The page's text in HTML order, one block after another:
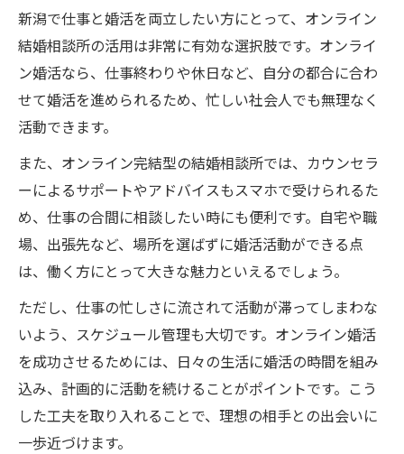
新潟で仕事と婚活を両立したい方にとって、オンライン
結婚相談所の活用は非常に有効な選択肢です。オンライ
ン婚活なら、仕事終わりや休日など、自分の都合に合わ
せて婚活を進められるため、忙しい社会人でも無理なく
活動できます。
また、オンライン完結型の結婚相談所では、カウンセラ
ーによるサポートやアドバイスもスマホで受けられるた
め、仕事の合間に相談したい時にも便利です。自宅や職
場、出張先など、場所を選ばずに婚活活動ができる点
は、働く方にとって大きな魅力といえるでしょう。
ただし、仕事の忙しさに流されて活動が滞ってしまわな
いよう、スケジュール管理も大切です。オンライン婚活
を成功させるためには、日々の生活に婚活の時間を組み
込み、計画的に活動を続けることがポイントです。こう
した工夫を取り入れることで、理想の相手との出会いに
一歩近づけます。